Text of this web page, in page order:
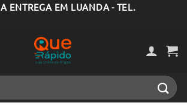
ENTREGA EM LUANDA - TEL.